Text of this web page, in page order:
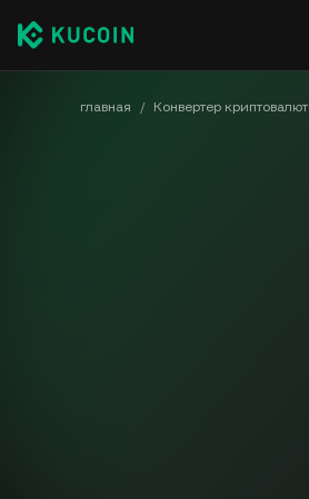
главная / Конвертер криптовалют